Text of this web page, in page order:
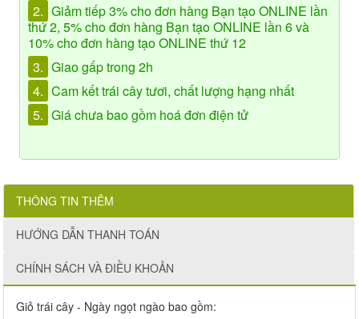
2. Giảm tiếp 3% cho đơn hàng Bạn tạo ONLINE lần
thứ 2, 5% cho đơn hàng Bạn tạo ONLINE lần 6 và
10% cho đơn hàng tạo ONLINE thứ 12
3. Giao gấp trong 2h
4. Cam kết trái cây tươi, chất lượng hạng nhất
5. Giá chưa bao gồm hoá đơn điện tử
THÔNG TIN THÊM
HƯỚNG DẪN THANH TOÁN
CHÍNH SÁCH VÀ ĐIỀU KHOẢN
Giỏ trái cây - Ngày ngọt ngào bao gồm: